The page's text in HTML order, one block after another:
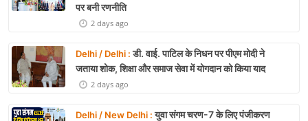
पर बनी रणनीति
2 days ago
Delhi / Delhi :डी. वाई. पाटिल के निधन पर पीएम मोदी ने
जताया शोक, शिक्षा और समाज सेवा में योगदान को किया याद
2 days ago
Delhi / New Delhi :युवा संगम चरण-7 के लिए पंजीकरण